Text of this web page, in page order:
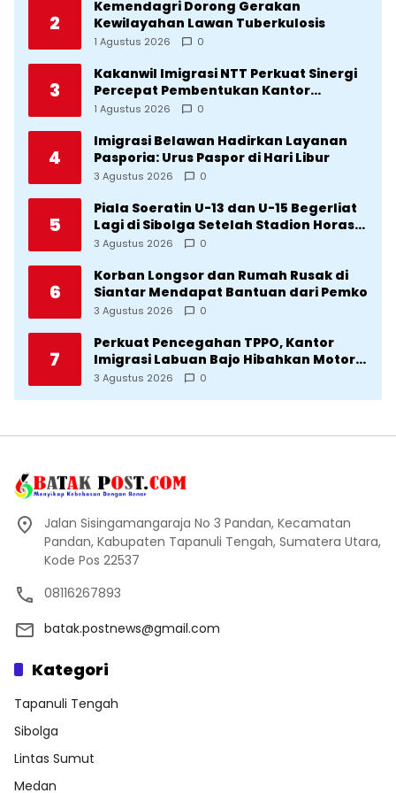
2
Kemendagri Dorong Gerakan
Kewilayahan Lawan Tuberkulosis
1 Agustus 2026 0
3
Kakanwil Imigrasi NTT Perkuat Sinergi
Percepat Pembentukan Kantor
Imigrasi Sumba Timur
1 Agustus 2026 0
4
Imigrasi Belawan Hadirkan Layanan
Pasporia: Urus Paspor di Hari Libur
3 Agustus 2026 0
5
Piala Soeratin U-13 dan U-15 Begerliat
Lagi di Sibolga Setelah Stadion Horas
Direvitalisasi Wali Kota
3 Agustus 2026 0
6
Korban Longsor dan Rumah Rusak di
Siantar Mendapat Bantuan dari Pemko
3 Agustus 2026 0
7
Perkuat Pencegahan TPPO, Kantor
Imigrasi Labuan Bajo Hibahkan Motor
Operasional ke Lima Desa di
3 Agustus 2026 0
Jalan Sisingamangaraja No 3 Pandan, Kecamatan
Pandan, Kabupaten Tapanuli Tengah, Sumatera Utara,
Kode Pos 22537
08116267893
batak.postnews@gmail.com
Kategori
Tapanuli Tengah
Sibolga
Lintas Sumut
Medan